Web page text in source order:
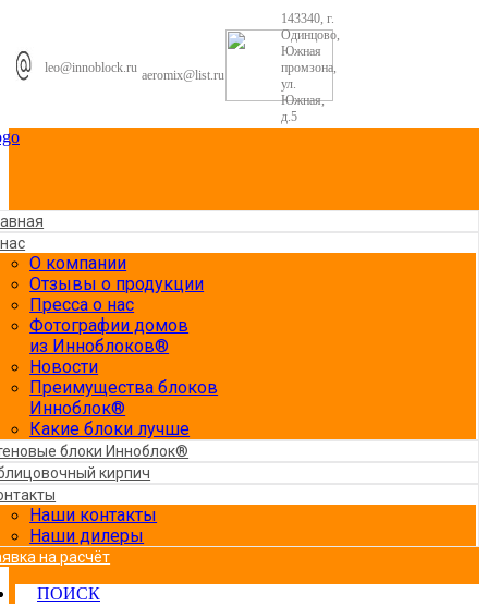
leo@innoblock.ru aeromix@list.ru
143340, г.
Одинцово,
Южная
промзона,
ул.
Южная,
д.5
О компании
Отзывы о продукции
Пресса о нас
Фотографии домов
из Инноблоков®
Новости
Преимущества блоков
Инноблок®
Какие блоки лучше
блоки Инноблок®
кирпич
Наши контакты
Наши дилеры
на расчёт
ПОИСК